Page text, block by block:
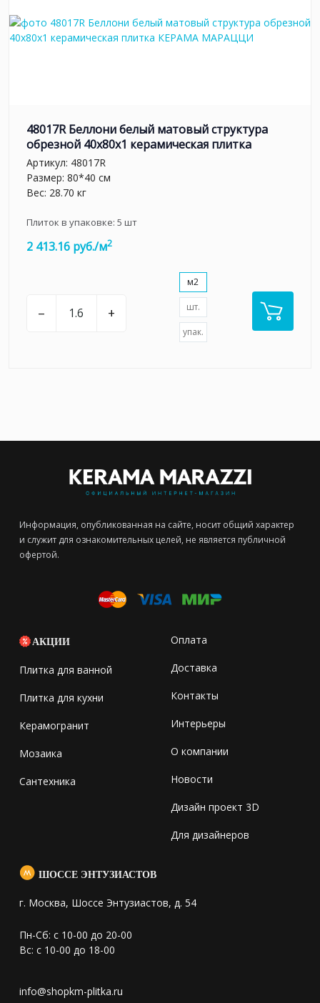
48017R Беллони белый матовый структура
обрезной 40x80x1 керамическая плитка
Артикул: 48017R
Размер: 80*40 см
Вес: 28.70 кг
Плиток в упаковке: 5 шт
2 413.16 руб./м2
– +
м2
шт.
упак.
Информация, опубликованная на сайте, носит общий характер
и служит для ознакомительных целей, не является публичной
офертой.
АКЦИИ
Плитка для ванной
Плитка для кухни
Керамогранит
Мозаика
Сантехника
Оплата
Доставка
Контакты
Интерьеры
О компании
Новости
Дизайн проект 3D
Для дизайнеров
ШОССЕ ЭНТУЗИАСТОВ
г. Москва, Шоссе Энтузиастов, д. 54
Пн-Сб: с 10-00 до 20-00
Вс: с 10-00 до 18-00
info@shopkm-plitka.ru